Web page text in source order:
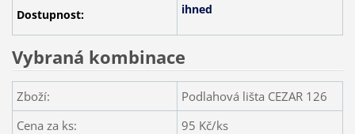
Dostupnost: ihned
Vybraná kombinace
Zboží:
Podlahová lišta CEZAR 126
Cena za ks:
95 Kč/ks